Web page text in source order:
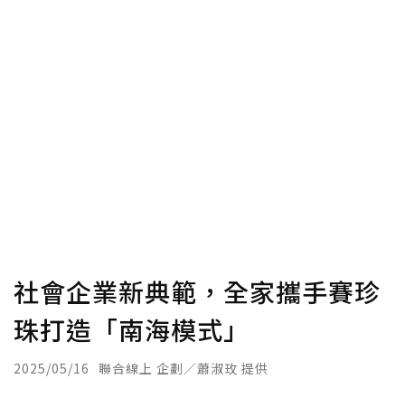
社會企業新典範，全家攜手賽珍
珠打造「南海模式」
2025/05/16 聯合線上 企劃／蕭淑玫 提供